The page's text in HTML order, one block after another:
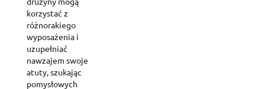
korzystać z
różnorakiego
wyposażenia i
uzupełniać
nawzajem swoje
atuty, szukając
pomysłowych